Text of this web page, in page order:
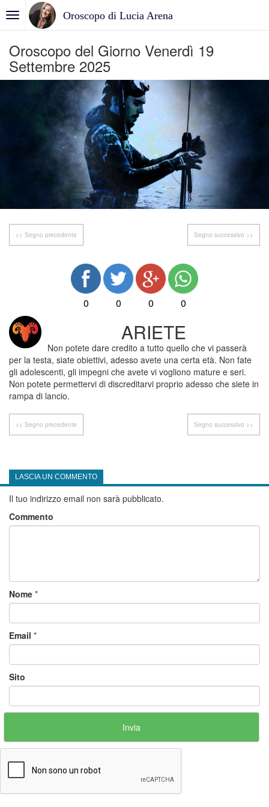
Oroscopo di Lucia Arena
Oroscopo del Giorno Venerdì 19
Settembre 2025
<< Segno precedente Segno successivo >>
0 0 0 0
ARIETE
Non potete dare credito a tutto quello che vi passerà
per la testa, siate obiettivi, adesso avete una certa età. Non fate
gli adolescenti, gli impegni che avete vi vogliono mature e seri.
Non potete permettervi di discreditarvi proprio adesso che siete in
rampa di lancio.
<< Segno precedente Segno successivo >>
LASCIA UN COMMENTO
Il tuo indirizzo email non sarà pubblicato.
Commento
Nome *
Email *
Sito